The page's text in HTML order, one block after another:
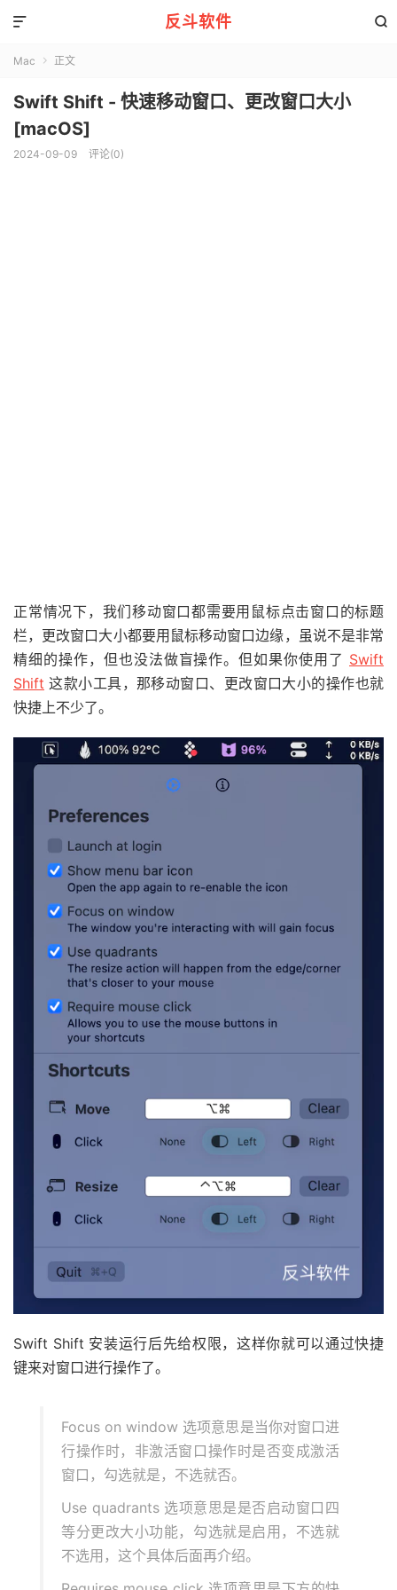
反斗软件 

Mac  正文
Swift Shift - 快速移动窗口、更改窗口大小
[macOS]
2024-09-09 评论(0)
正常情况下，我们移动窗口都需要用鼠标点击窗口的标题
栏，更改窗口大小都要用鼠标移动窗口边缘，虽说不是非常
精细的操作，但也没法做盲操作。但如果你使用了 Swift
Shift 这款小工具，那移动窗口、更改窗口大小的操作也就
快捷上不少了。
Swift Shift 安装运行后先给权限，这样你就可以通过快捷
键来对窗口进行操作了。
Focus on window 选项意思是当你对窗口进
行操作时，非激活窗口操作时是否变成激活
窗口，勾选就是，不选就否。
Use quadrants 选项意思是是否启动窗口四
等分更改大小功能，勾选就是启用，不选就
不选用，这个具体后面再介绍。